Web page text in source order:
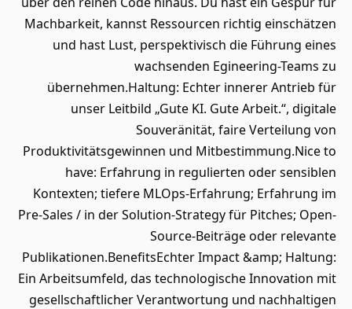
Machbarkeit, kannst Ressourcen richtig einschätzen
und hast Lust, perspektivisch die Führung eines
wachsenden Egineering-Teams zu
übernehmen.Haltung: Echter innerer Antrieb für
unser Leitbild „Gute KI. Gute Arbeit.“, digitale
Souveränität, faire Verteilung von
Produktivitätsgewinnen und Mitbestimmung.Nice to
have: Erfahrung in regulierten oder sensiblen
Kontexten; tiefere MLOps-Erfahrung; Erfahrung im
Pre-Sales / in der Solution-Strategy für Pitches; Open-
Source-Beiträge oder relevante
Publikationen.BenefitsEchter Impact &amp; Haltung:
Ein Arbeitsumfeld, das technologische Innovation mit
gesellschaftlicher Verantwortung und nachhaltigen